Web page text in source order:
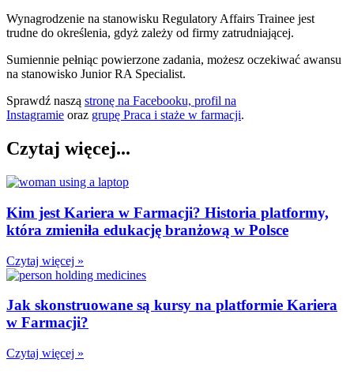
Wynagrodzenie na stanowisku Regulatory Affairs Trainee jest
trudne do określenia, gdyż zależy od firmy zatrudniającej.
Sumiennie pełniąc powierzone zadania, możesz oczekiwać awansu
na stanowisko Junior RA Specialist.
Sprawdź naszą stronę na Facebooku, profil na
Instagramie oraz grupę Praca i staże w farmacji.
Czytaj więcej...
Kim jest Kariera w Farmacji? Historia platformy,
która zmieniła edukację branżową w Polsce
Czytaj więcej »
Jak skonstruowane są kursy na platformie Kariera
w Farmacji?
Czytaj więcej »